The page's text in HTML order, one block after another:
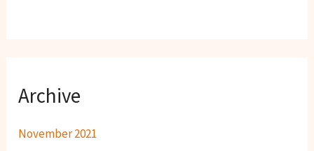
Archive
November 2021